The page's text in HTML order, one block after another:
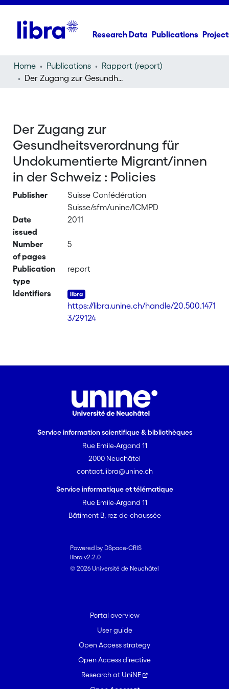
Research Data Publications
Home Publications
Rapport (report)
Der Zugang zur Gesundheitsverordnung für Undokumentierte Migrant/innen in der Schweiz : Policies
Der Zugang zur
Gesundheitsverordnung für
Undokumentierte Migrant/innen
in der Schweiz : Policies
Publisher
Suisse Confédération
Suisse/sfm/unine/ICMPD
Date
issued
2011
Number
of pages
5
Publication
type
report
Identifiers
https://libra.unine.ch/handle/20.500.1471
3/29124
Service information scientifique & bibliothèques
Rue Emile-Argand 11
2000 Neuchâtel
contact.libra@unine.ch
Service informatique et télématique
Rue Emile-Argand 11
Bâtiment B, rez-de-chaussée
Powered by DSpace-CRIS
libra v2.2.0
© 2026 Université de Neuchâtel
Portal overview
User guide
Open Access strategy
Open Access directive
Research at UniNE